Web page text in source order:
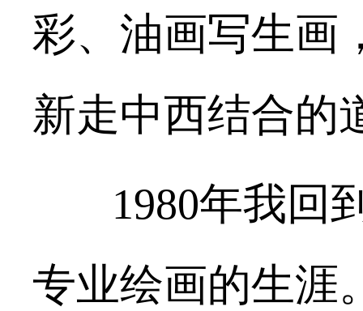
彩、油画写生画
新走中西结合的
1980年我回
专业绘画的生涯